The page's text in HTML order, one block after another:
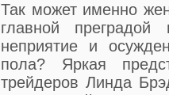
Так может именно
главной
неприятие и
пола? Яркая
трейдеров Линда